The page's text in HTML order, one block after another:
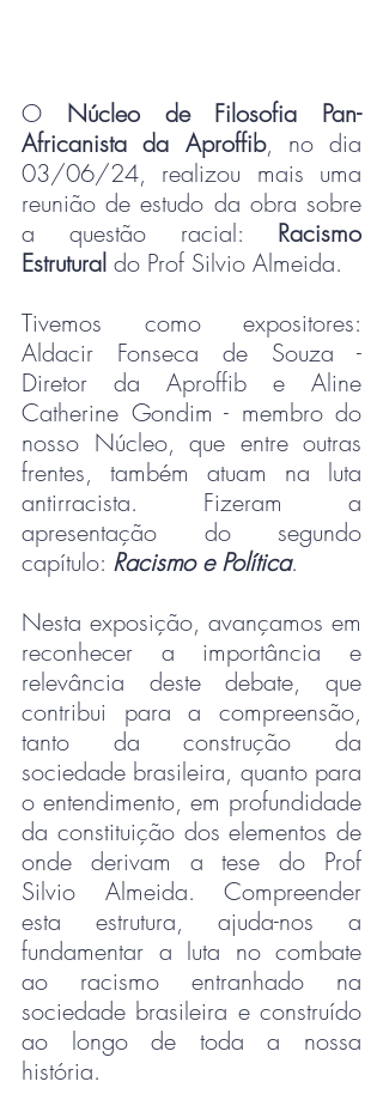
O Núcleo de Filosofia Pan-
Africanista da Aproffib, no dia
03/06/24, realizou mais uma
reunião de estudo da obra sobre
a questão racial: Racismo
Estrutural do Prof Silvio Almeida.
Tivemos como expositores:
Aldacir Fonseca de Souza -
Diretor da Aproffib e Aline
Catherine Gondim - membro do
nosso Núcleo, que entre outras
frentes, também atuam na luta
antirracista. Fizeram a
apresentação do segundo
capítulo: Racismo e Política.
Nesta exposição, avançamos em
reconhecer a importância e
relevância deste debate, que
contribui para a compreensão,
tanto da construção da
sociedade brasileira, quanto para
o entendimento, em profundidade
da constituição dos elementos de
onde derivam a tese do Prof
Silvio Almeida. Compreender
esta estrutura, ajuda-nos a
fundamentar a luta no combate
ao racismo entranhado na
sociedade brasileira e construído
ao longo de toda a nossa
história.